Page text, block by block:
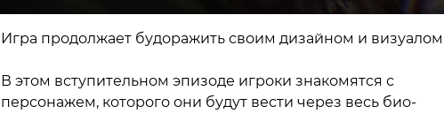
Игра продолжает будоражить своим дизайном и
В этом вступительном эпизоде игроки знакомятся с
персонажем, которого они будут вести через весь био-